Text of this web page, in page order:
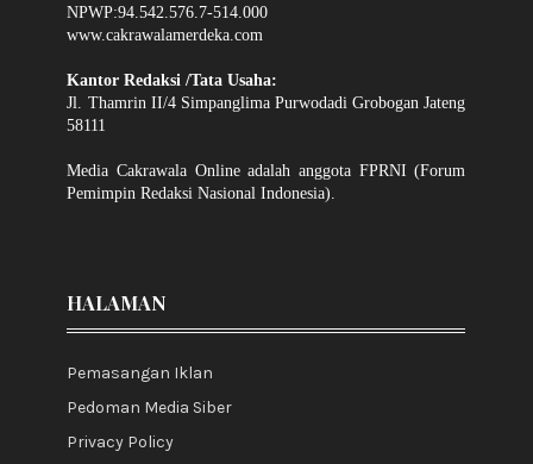
NPWP:94.542.576.7-514.000
www.cakrawalamerdeka.com
Kantor Redaksi /Tata Usaha:
Jl. Thamrin II/4 Simpanglima Purwodadi Grobogan Jateng
58111
Media Cakrawala Online adalah anggota FPRNI (Forum
Pemimpin Redaksi Nasional Indonesia).
HALAMAN
Pemasangan Iklan
Pedoman Media Siber
Privacy Policy